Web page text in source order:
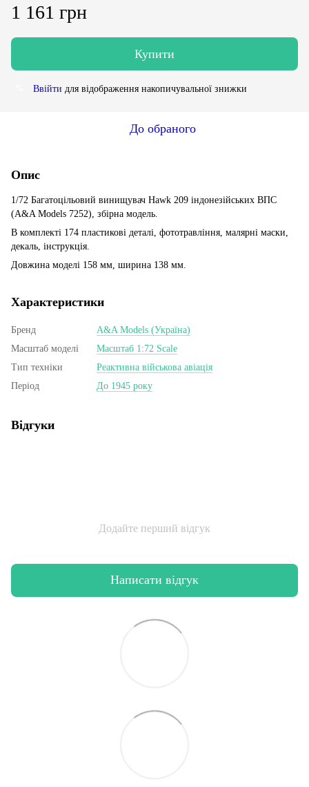
1 161 грн
Купити
Ввійти для відображення накопичувальної знижки
До обраного
Опис
1/72 Багатоцільовий винищувач Hawk 209 індонезійських ВПС
(A&A Models 7252), збірна модель.
В комплекті 174 пластикові деталі, фототравління, малярні маски,
декаль, інструкція.
Довжина моделі 158 мм, ширина 138 мм.
Характеристики
Бренд
A&A Models (Україна)
Масштаб моделі
Масштаб 1:72 Scale
Тип техніки
Реактивна військова авіація
Період
До 1945 року
Відгуки
Додайте перший відгук
Написати відгук